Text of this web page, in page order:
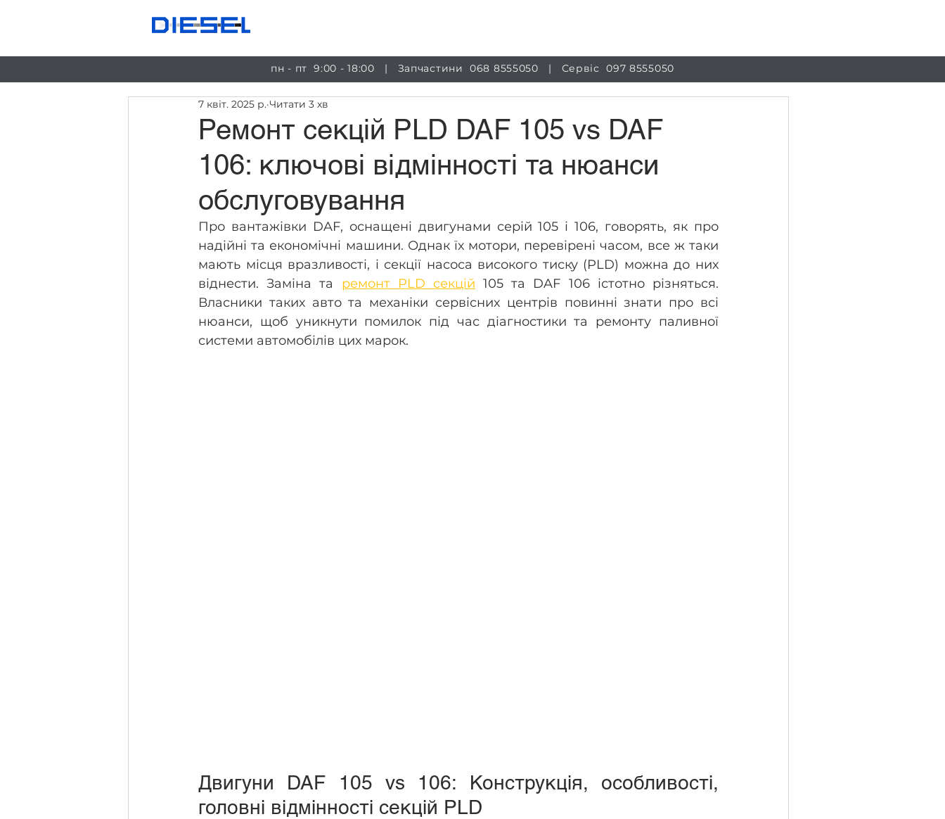
пн - пт 9:00 - 18:00 | Запчастини068 8555050 | Сервіс097 8555050
Ремонт секцій PLD DAF 105 vs DAF
106: ключові відмінності та нюанси
обслуговування
7 квіт. 2025 р. Читати 3 хв
Про вантажівки DAF, оснащені двигунами серій 105 і 106, говорять, як про
надійні та економічні машини. Однак їх мотори, перевірені часом, все ж таки
мають місця вразливості, і секції насоса високого тиску (PLD) можна до них
віднести. Заміна та ремонт PLD секцій 105 та DAF 106 істотно різняться.
Власники таких авто та механіки сервісних центрів повинні знати про всі
нюанси, щоб уникнути помилок під час діагностики та ремонту паливної
системи автомобілів цих марок.
Двигуни DAF 105 vs 106: Конструкція, особливості,
головні відмінності секцій PLD